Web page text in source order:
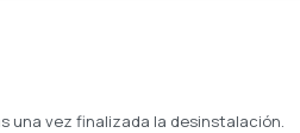
una vez finalizada la desinstalación.